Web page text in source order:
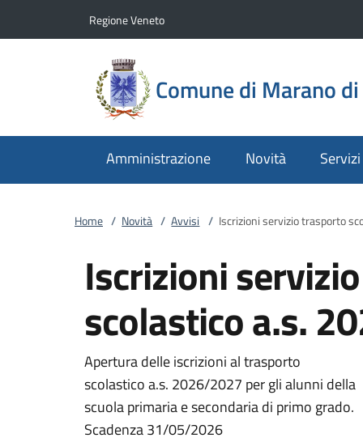
Regione Veneto
Comune di Marano
Amministrazione Novità Servizi
Home / Novità / Avvisi / Iscrizioni servizio trasporto
Iscrizioni
scolastico a.s.
Apertura delle iscrizioni al trasporto
scolastico a.s. 2026/2027 per gli alunni della
scuola primaria e secondaria di primo grado.
Scadenza 31/05/2026